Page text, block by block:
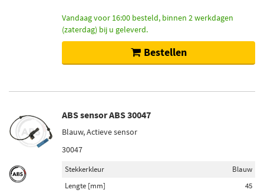
Vandaag voor 16:00 besteld, binnen 2 werkdagen
(zaterdag) bij u geleverd.
Bestellen
ABS sensor ABS 30047
Blauw, Actieve sensor
30047
Stekkerkleur
Blauw
Lengte [mm]
45